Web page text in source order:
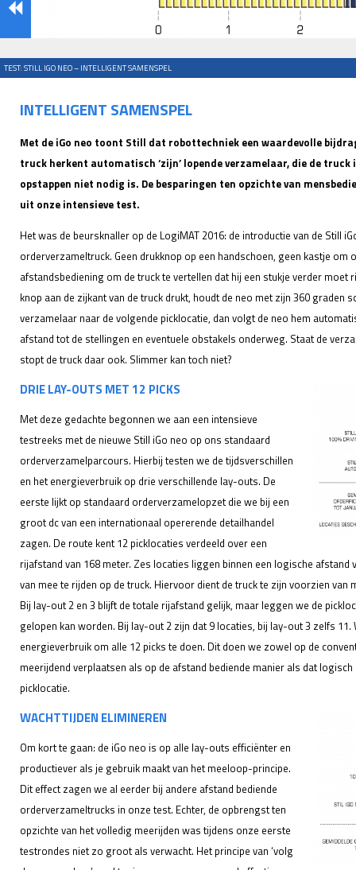
TEST: STILL IGO NEO – INTELLIGENT SAMENSPEL
INTELLIGENT SAMENSPEL
Met de iGo neo toont Still dat robottechniek een waardevolle
truck herkent automatisch ‘zijn’ lopende verzamelaar, die de
opstappen niet nodig is. De besparingen ten opzichte van
uit onze intensieve test.
Het was de beursknaller op de LogiMAT 2016: de introductie van de Still
orderverzameltruck. Geen drukknop op een handschoen, geen kastje om
afstandsbediening om de truck te vertellen dat hij een stukje verder moet
knop aan de zijkant van de truck drukt, houdt de neo met zijn 360 graden
verzamelaar naar de volgende picklocatie, dan volgt de neo hem
afstand tot de stellingen en eventuele obstakels onderweg. Staat de
stopt de truck daar ook. Slimmer kan toch niet?
DRIE LAY-OUTS MET 12 PICKS
Met deze gedachte begonnen we aan een intensieve
testreeks met de nieuwe Still iGo neo op ons standaard
orderverzamelparcours. Hierbij testen we de tijdsverschillen
en het energieverbruik op drie verschillende lay-outs. De
eerste lijkt op standaard orderverzamelopzet die we bij een
groot dc van een internationaal opererende detailhandel
zagen. De route kent 12 picklocaties verdeeld over een
rijafstand van 168 meter. Zes locaties liggen binnen een logische
van mee te rijden op de truck. Hiervoor dient de truck te zijn voorzien
Bij lay-out 2 en 3 blijft de totale rijafstand gelijk, maar leggen we de
gelopen kan worden. Bij lay-out 2 zijn dat 9 locaties, bij lay-out 3 zelfs
energieverbruik om alle 12 picks te doen. Dit doen we zowel op de
meerijdend verplaatsen als op de afstand bediende manier als dat
picklocatie.
WACHTTIJDEN ELIMINEREN
Om kort te gaan: de iGo neo is op alle lay-outs efficiënter en
productiever als je gebruik maakt van het meeloop-principe.
Dit effect zagen we al eerder bij andere afstand bediende
orderverzameltrucks in onze test. Echter, de opbrengst ten
opzichte van het volledig meerijden was tijdens onze eerste
testrondes niet zo groot als verwacht. Het principe van ‘volg